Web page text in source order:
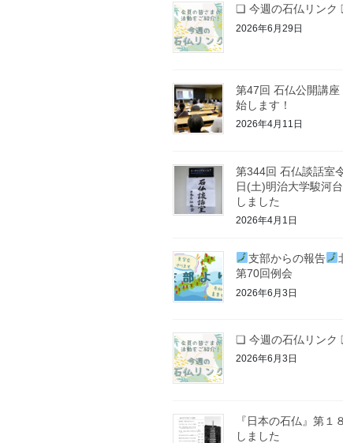
❏ 今週の石仏リンク
2026年6月29日
第47回 石仏公開講座
始します！
2026年4月11日
第344回 石仏談話室
日(土)明治大学駿河
しました
2026年4月1日
支部からの報告
第70回例会
2026年6月3日
❏ 今週の石仏リンク
2026年6月3日
『日本の石仏』第１
しました